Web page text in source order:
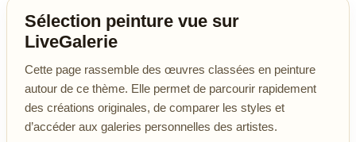
Sélection peinture vue sur
LiveGalerie
Cette page rassemble des œuvres classées en peinture
autour de ce thème. Elle permet de parcourir rapidement
des créations originales, de comparer les styles et
d’accéder aux galeries personnelles des artistes.